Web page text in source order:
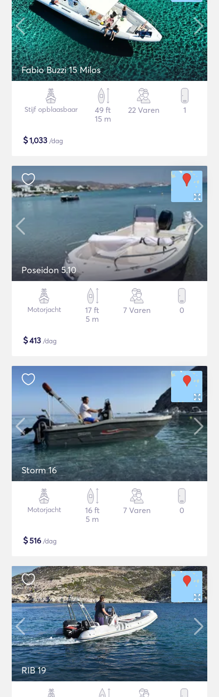
Fabio Buzzi 15 Milos
Stijf opblaasbaar
49 ft
15 m
22 Varen 1
$1,033 /dag
Poseidon 5.10
Motorjacht
17 ft
5 m
7 Varen 0
$413 /dag
Storm 16
Motorjacht
16 ft
5 m
7 Varen 0
$516 /dag
RIB 19